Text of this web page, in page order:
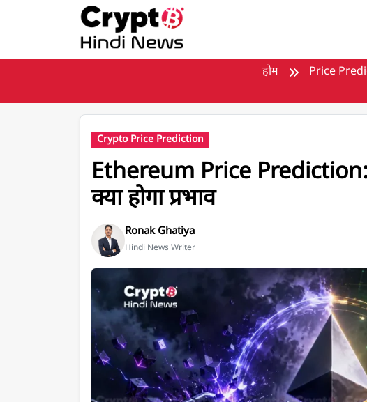
होम
Price
Crypto Price Prediction
Ethereum Price
क्या होगा प्रभाव
Ronak Ghatiya
Hindi News Writer
Ethereum Price Prediction in Inr post dencun impact